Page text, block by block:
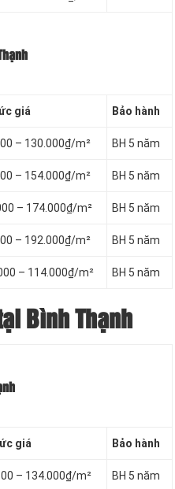
giá Bảo hành
– 130.000₫/m² BH 5 năm
– 154.000₫/m² BH 5 năm
– 174.000₫/m² BH 5 năm
– 192.000₫/m² BH 5 năm
– 114.000₫/m² BH 5 năm
Bình Thạnh
giá Bảo hành
– 134.000₫/m² BH 5 năm